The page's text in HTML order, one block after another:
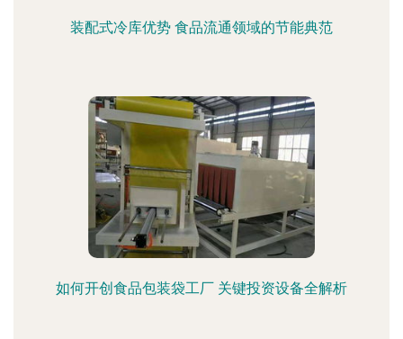
装配式冷库优势 食品流通领域的节能典范
如何开创食品包装袋工厂 关键投资设备全解析